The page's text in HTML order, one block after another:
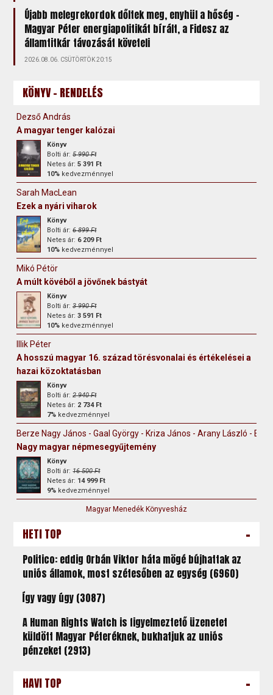
Újabb melegrekordok dőltek meg, enyhül a hőség –
Magyar Péter energiapolitikát bírált, a Fidesz az
államtitkár távozását követeli
2026.08.06. CSÜTÖRTÖK 20:15
KÖNYV - RENDELÉS
Dezső András
A magyar tenger kalózai
Könyv
Bolti ár:5 990 Ft
Netes ár:5 391 Ft
10% kedvezménnyel
Sarah MacLean
Ezek a nyári viharok
Könyv
Bolti ár:6 899 Ft
Netes ár: 6 209 Ft
10% kedvezménnyel
Mikó Pétör
A múlt kövéből a jövőnek bástyát
Könyv
Bolti ár:3 990 Ft
Netes ár:3 591 Ft
10% kedvezménnyel
Illik Péter
A hosszú magyar 16. század törésvonalai és értékelései a
hazai közoktatásban
Könyv
Bolti ár:2 940 Ft
Netes ár: 2 734 Ft
7% kedvezménnyel
Berze Nagy János - Gaal György - Kriza János - Arany László -
Nagy magyar népmesegyűjtemény
Könyv
Bolti ár:16 500 Ft
Netes ár: 14 999 Ft
9% kedvezménnyel
Magyar Menedék Könyvesház
HETI TOP -
Politico: eddig Orbán Viktor háta mögé bújhattak az
uniós államok, most szétesőben az egység (6960)
Így vagy úgy (3087)
A Human Rights Watch is figyelmeztető üzenetet
küldött Magyar Péteréknek, bukhatjuk az uniós
pénzeket (2913)
HAVI TOP -